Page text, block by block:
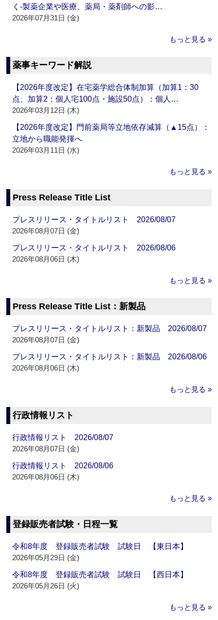
く‐製薬企業や医療、薬局・薬剤師への影…
2026年07月31日 (金)
もっと見る »
薬事キーワード解説
【2026年度改定】在宅薬学総合体制加算（加算1：30
点、加算2：個人宅100点・施設50点）：個人…
2026年03月12日 (木)
【2026年度改定】門前薬局等立地依存減算（▲15点）：
立地から職能発揮へ
2026年03月11日 (水)
もっと見る »
Press Release Title List
プレスリリース・タイトルリスト 2026/08/07
2026年08月07日 (金)
プレスリリース・タイトルリスト 2026/08/06
2026年08月06日 (木)
もっと見る »
Press Release Title List：新製品
プレスリリース・タイトルリスト：新製品 2026/08/07
2026年08月07日 (金)
プレスリリース・タイトルリスト：新製品 2026/08/06
2026年08月06日 (木)
もっと見る »
行政情報リスト
行政情報リスト 2026/08/07
2026年08月07日 (金)
行政情報リスト 2026/08/06
2026年08月06日 (木)
もっと見る »
登録販売者試験・日程一覧
令和8年度 登録販売者試験 試験日 【東日本】
2026年05月29日 (金)
令和8年度 登録販売者試験 試験日 【西日本】
2026年05月26日 (火)
もっと見る »